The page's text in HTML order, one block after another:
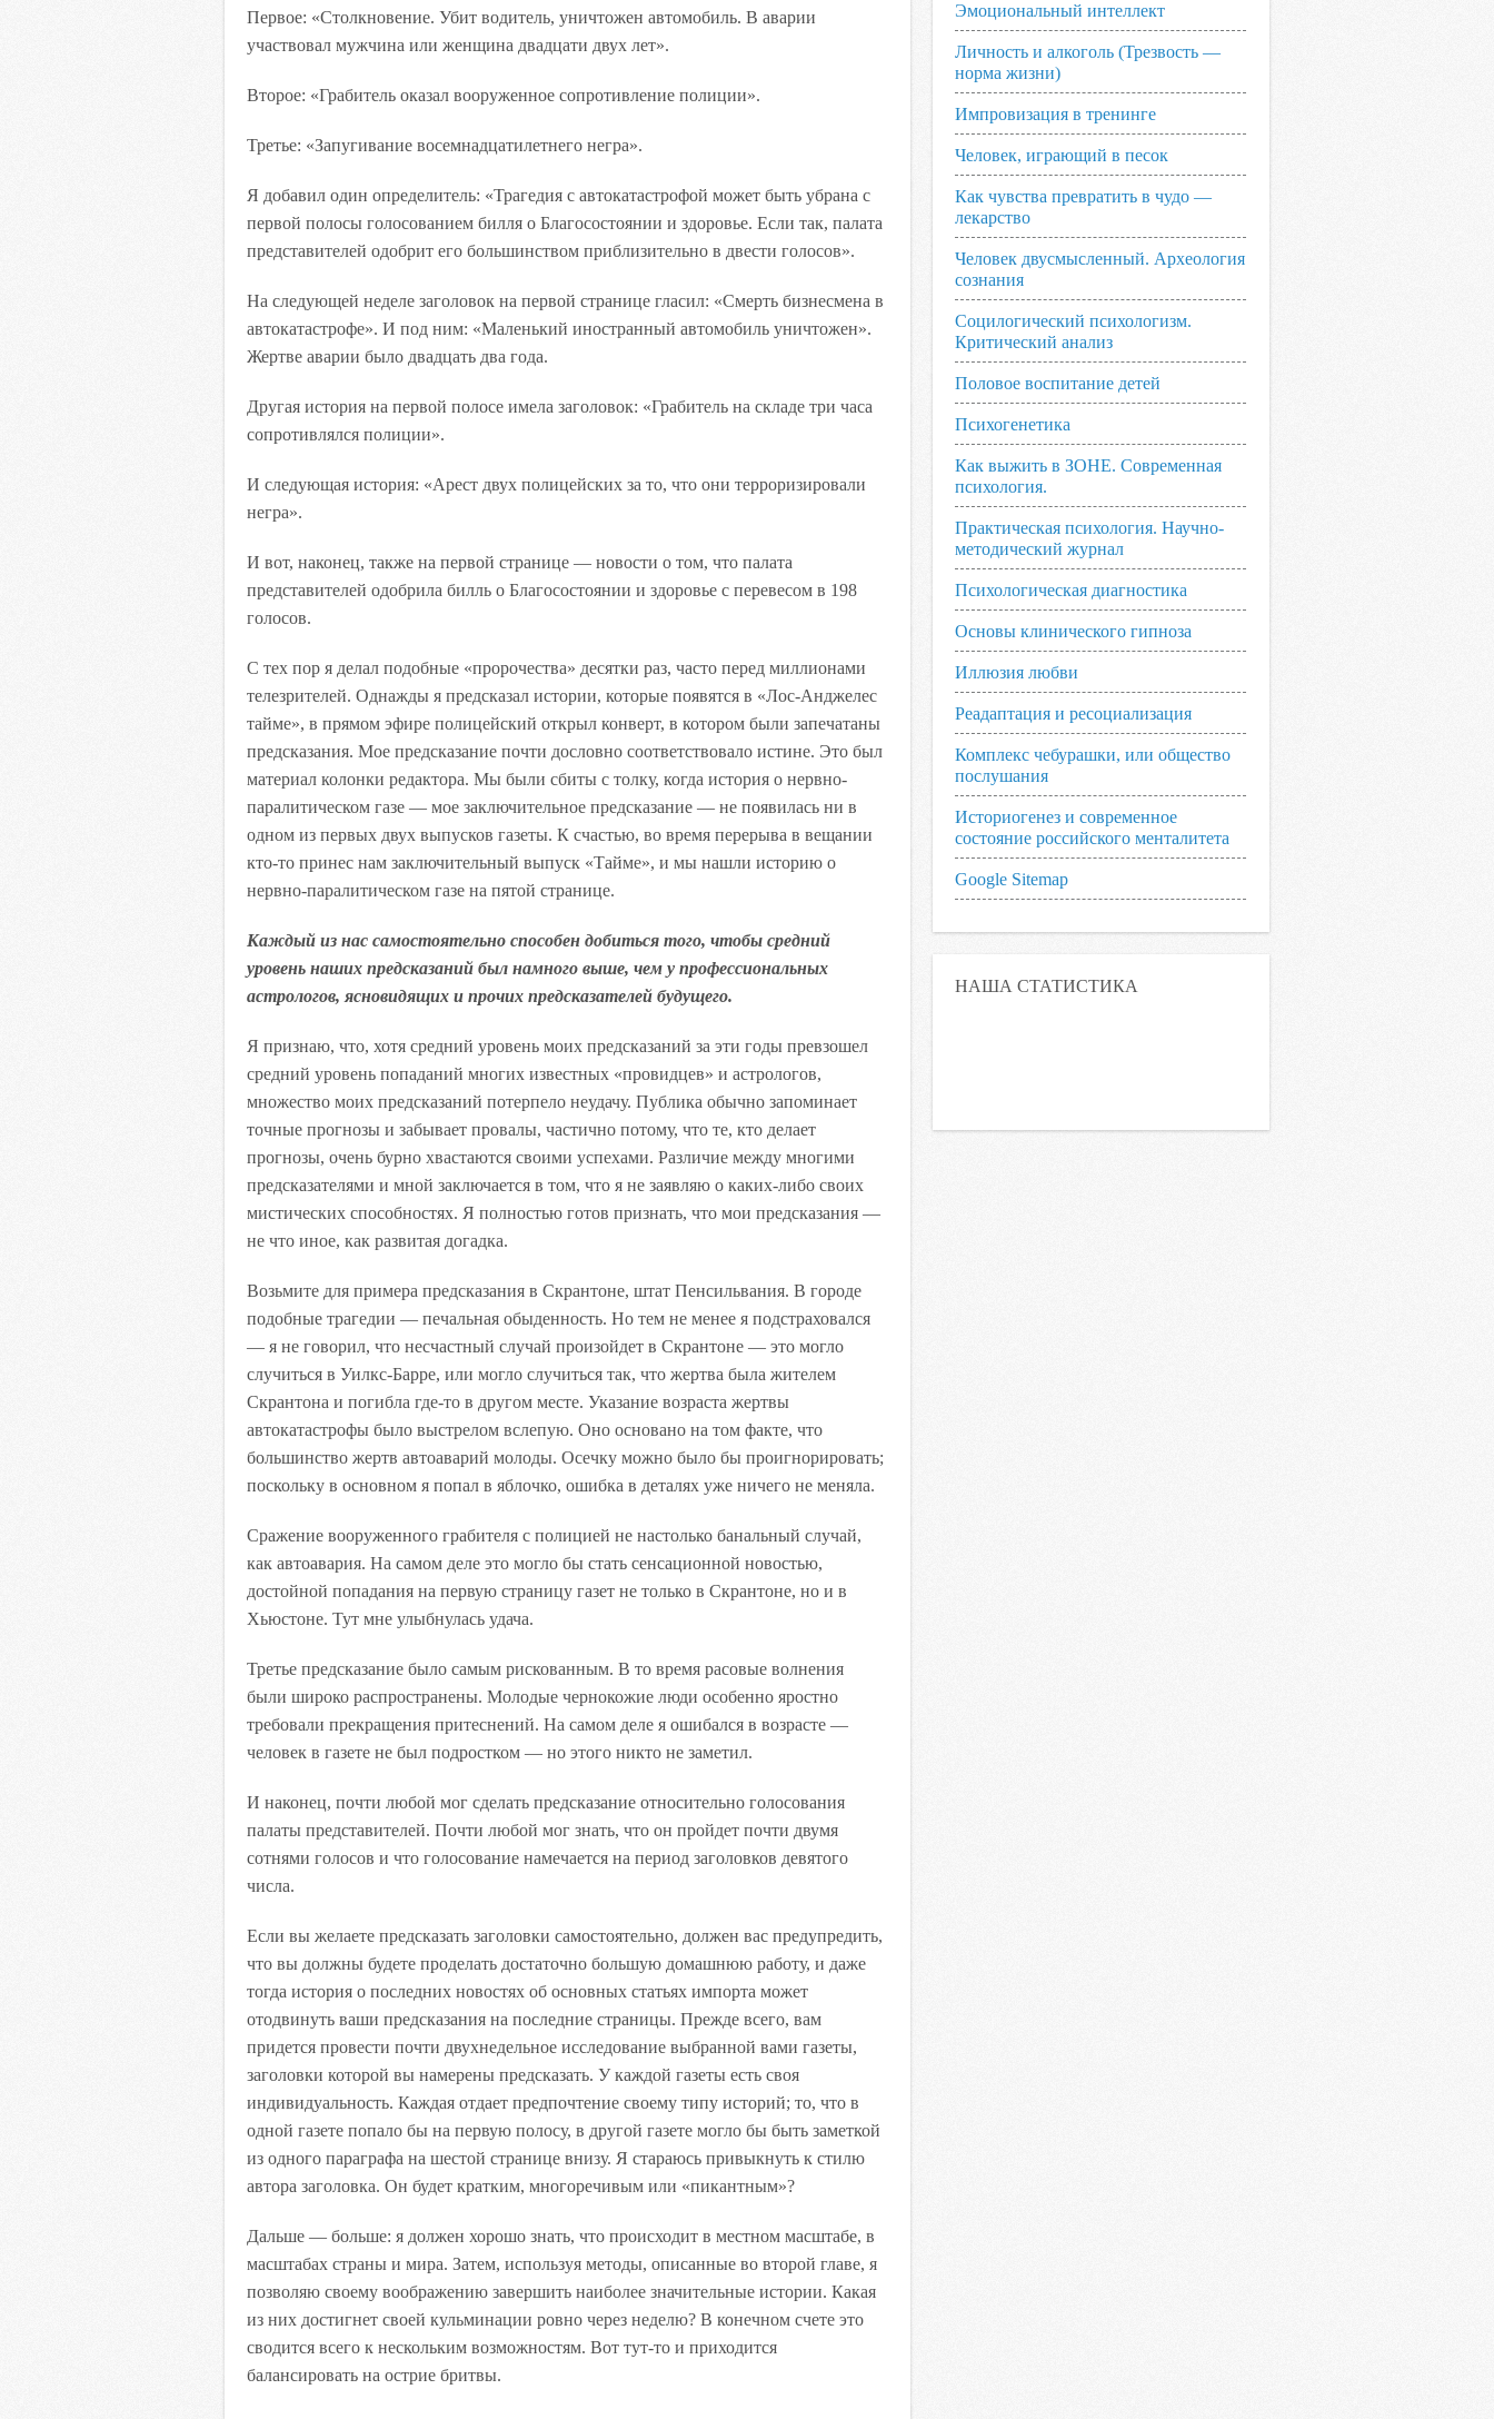
Первое: «Столкновение. Убит водитель, уничтожен автомобиль. В аварии
участвовал мужчина или женщина двадцати двух лет».
Второе: «Грабитель оказал вооруженное сопротивление полиции».
Третье: «Запугивание восемнадцатилетнего негра».
Я добавил один определитель: «Трагедия с автокатастрофой может быть убрана с
первой полосы голосованием билля о Благосостоянии и здоровье. Если так, палата
представителей одобрит его большинством приблизительно в двести голосов».
На следующей неделе заголовок на первой странице гласил: «Смерть бизнесмена в
автокатастрофе». И под ним: «Маленький иностранный автомобиль уничтожен».
Жертве аварии было двадцать два года.
Другая история на первой полосе имела заголовок: «Грабитель на складе три часа
сопротивлялся полиции».
И следующая история: «Арест двух полицейских за то, что они терроризировали
негра».
И вот, наконец, также на первой странице — новости о том, что палата
представителей одобрила билль о Благосостоянии и здоровье с перевесом в 198
голосов.
С тех пор я делал подобные «пророчества» десятки раз, часто перед миллионами
телезрителей. Однажды я предсказал истории, которые появятся в «Лос-Анджелес
тайме», в прямом эфире полицейский открыл конверт, в котором были запечатаны
предсказания. Мое предсказание почти дословно соответствовало истине. Это был
материал колонки редактора. Мы были сбиты с толку, когда история о нервно-
паралитическом газе — мое заключительное предсказание — не появилась ни в
одном из первых двух выпусков газеты. К счастью, во время перерыва в вещании
кто-то принес нам заключительный выпуск «Тайме», и мы нашли историю о
нервно-паралитическом газе на пятой странице.
Каждый из нас самостоятельно способен добиться того, чтобы средний
уровень наших предсказаний был намного выше, чем у профессиональных
астрологов, ясновидящих и прочих предсказателей будущего.
Я признаю, что, хотя средний уровень моих предсказаний за эти годы превзошел
средний уровень попаданий многих известных «провидцев» и астрологов,
множество моих предсказаний потерпело неудачу. Публика обычно запоминает
точные прогнозы и забывает провалы, частично потому, что те, кто делает
прогнозы, очень бурно хвастаются своими успехами. Различие между многими
предсказателями и мной заключается в том, что я не заявляю о каких-либо своих
мистических способностях. Я полностью готов признать, что мои предсказания —
не что иное, как развитая догадка.
Возьмите для примера предсказания в Скрантоне, штат Пенсильвания. В городе
подобные трагедии — печальная обыденность. Но тем не менее я подстраховался
— я не говорил, что несчастный случай произойдет в Скрантоне — это могло
случиться в Уилкс-Барре, или могло случиться так, что жертва была жителем
Скрантона и погибла где-то в другом месте. Указание возраста жертвы
автокатастрофы было выстрелом вслепую. Оно основано на том факте, что
большинство жертв автоаварий молоды. Осечку можно было бы проигнорировать;
поскольку в основном я попал в яблочко, ошибка в деталях уже ничего не меняла.
Сражение вооруженного грабителя с полицией не настолько банальный случай,
как автоавария. На самом деле это могло бы стать сенсационной новостью,
достойной попадания на первую страницу газет не только в Скрантоне, но и в
Хьюстоне. Тут мне улыбнулась удача.
Третье предсказание было самым рискованным. В то время расовые волнения
были широко распространены. Молодые чернокожие люди особенно яростно
требовали прекращения притеснений. На самом деле я ошибался в возрасте —
человек в газете не был подростком — но этого никто не заметил.
И наконец, почти любой мог сделать предсказание относительно голосования
палаты представителей. Почти любой мог знать, что он пройдет почти двумя
сотнями голосов и что голосование намечается на период заголовков девятого
числа.
Если вы желаете предсказать заголовки самостоятельно, должен вас предупредить,
что вы должны будете проделать достаточно большую домашнюю работу, и даже
тогда история о последних новостях об основных статьях импорта может
отодвинуть ваши предсказания на последние страницы. Прежде всего, вам
придется провести почти двухнедельное исследование выбранной вами газеты,
заголовки которой вы намерены предсказать. У каждой газеты есть своя
индивидуальность. Каждая отдает предпочтение своему типу историй; то, что в
одной газете попало бы на первую полосу, в другой газете могло бы быть заметкой
из одного параграфа на шестой странице внизу. Я стараюсь привыкнуть к стилю
автора заголовка. Он будет кратким, многоречивым или «пикантным»?
Дальше — больше: я должен хорошо знать, что происходит в местном масштабе, в
масштабах страны и мира. Затем, используя методы, описанные во второй главе, я
позволяю своему воображению завершить наиболее значительные истории. Какая
из них достигнет своей кульминации ровно через неделю? В конечном счете это
сводится всего к нескольким возможностям. Вот тут-то и приходится
балансировать на острие бритвы.
Эмоциональный интеллект
Личность и алкоголь (Трезвость —
норма жизни)
Импровизация в тренинге
Человек, играющий в песок
Как чувства превратить в чудо —
лекарство
Человек двусмысленный. Археология
сознания
Социлогический психологизм.
Критический анализ
Половое воспитание детей
Психогенетика
Как выжить в ЗОНЕ. Современная
психология.
Практическая психология. Научно-
методический журнал
Психологическая диагностика
Основы клинического гипноза
Иллюзия любви
Реадаптация и ресоциализация
Комплекс чебурашки, или общество
послушания
Историогенез и современное
состояние российского менталитета
Google Sitemap
НАША СТАТИСТИКА